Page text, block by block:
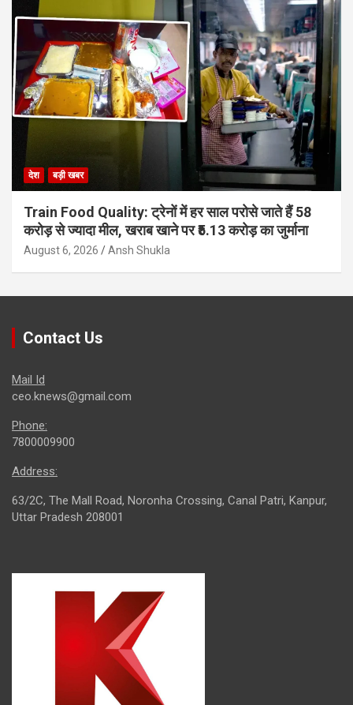
देश बड़ी खबर
Train Food Quality: ट्रेनों में हर साल परोसे जाते हैं 58
करोड़ से ज्यादा मील, खराब खाने पर ₹5.13 करोड़ का जुर्माना
August 6, 2026 Ansh Shukla
Contact Us
Mail Id
ceo.knews@gmail.com
Phone:
7800009900
Address:
63/2C, The Mall Road, Noronha Crossing, Canal Patri, Kanpur,
Uttar Pradesh 208001